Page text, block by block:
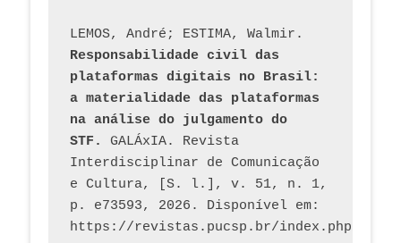
Responsabilidade civil das
plataformas digitais no Brasil:
a materialidade das plataformas
na análise do julgamento do
STF.
GALÁxIA. Revista
Interdisciplinar de Comunicação
e Cultura, [S. l.], v. 51, n. 1,
p. e73593, 2026. Disponível em: